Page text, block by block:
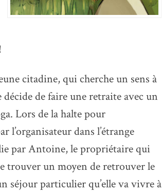
citadine, qui cherche un sens à
de faire une retraite avec un
Lors de la halte pour
l’organisateur dans l’étrange
par Antoine, le propriétaire qui
trouver un moyen de retrouver le
séjour particulier qu’elle va vivre à